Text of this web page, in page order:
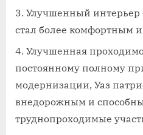
Улучшенный интерьер
стал более комфортным
Улучшенная
постоянному полному
модернизации, Уаз
внедорожным и
труднопроходимые